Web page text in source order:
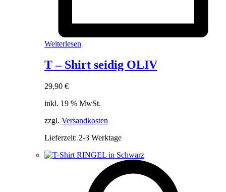
Weiterlesen
T – Shirt seidig OLIV
29,90 €
inkl. 19 % MwSt.
zzgl. Versandkosten
Lieferzeit: 2-3 Werktage